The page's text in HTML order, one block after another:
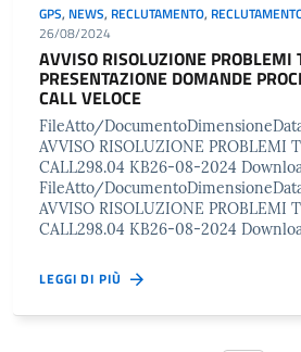
GPS, NEWS, RECLUTAMENTO,
26/08/2024
AVVISO RISOLUZIONE PROBLEMI
PRESENTAZIONE DOMANDE
CALL VELOCE
FileAtto/
AVVISO RISOLUZIONE PROBLEMI
CALL298.04 KB26-08-2024
FileAtto/
AVVISO RISOLUZIONE PROBLEMI
CALL298.04 KB26-08-2024
LEGGI DI PIÙ